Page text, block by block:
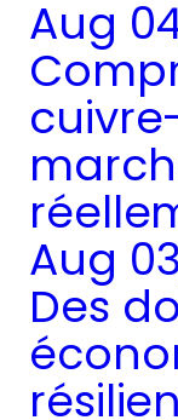
Aug
Aug
Des